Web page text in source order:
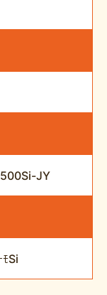
JY
Si